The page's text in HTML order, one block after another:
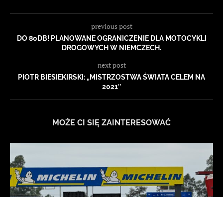
previous post
DO 80DB! PLANOWANE OGRANICZENIE DLA MOTOCYKLI
DROGOWYCH W NIEMCZECH.
next post
PIOTR BIESIEKIRSKI: „MISTRZOSTWA ŚWIATA CELEM NA
2021″
MOŻE CI SIĘ ZAINTERESOWAĆ